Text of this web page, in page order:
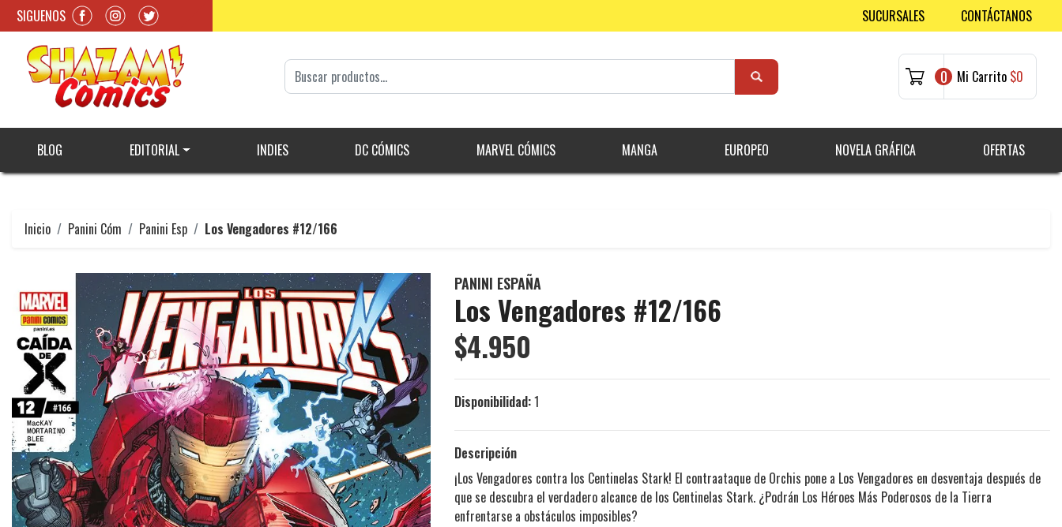
SIGUENOS SUCURSALES CONTÁCTANOS
0 Mi Carrito $0
BLOG EDITORIAL INDIES DC CÓMICS MARVEL CÓMICS MANGA EUROPEO NOVELA GRÁFICA OFERTAS
Inicio Panini Cóm Panini Esp Los Vengadores #12/166
PANINI ESPAÑA
Los Vengadores #12/166
$4.950
Disponibilidad:1
Descripción
¡Los Vengadores contra los Centinelas Stark! El contraataque de Orchis pone a Los Vengadores en desventaja después de
que se descubra el verdadero alcance de los Centinelas Stark. ¿Podrán Los Héroes Más Poderosos de la Tierra
enfrentarse a obstáculos imposibles?